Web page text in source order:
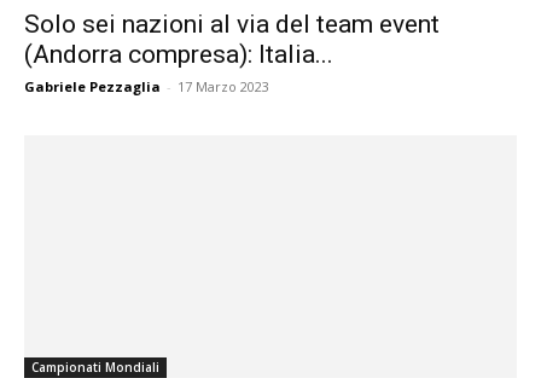
Solo sei nazioni al via del team event
(Andorra compresa): Italia...
Gabriele Pezzaglia - 17 Marzo 2023
Campionati Mondiali